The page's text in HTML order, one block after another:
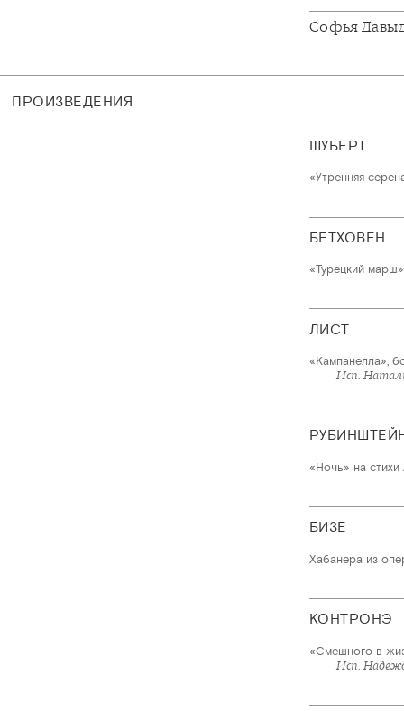
Софья
ПРОИЗВЕДЕНИЯ
ШУБЕРТ
«Утренняя
БЕТХОВЕН
«Турецкий
ЛИСТ
«Кампанелла»,
Исп.
«Ночь» на
БИЗЕ
Хабанера из
КОНТРОНЭ
«Смешного в
Исп.